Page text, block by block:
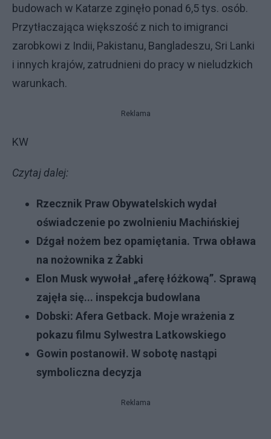
budowach w Katarze zginęło ponad 6,5 tys. osób.
Przytłaczająca większość z nich to imigranci
zarobkowi z Indii, Pakistanu, Bangladeszu, Sri Lanki
i innych krajów, zatrudnieni do pracy w nieludzkich
warunkach.
Reklama
KW
Czytaj dalej:
Rzecznik Praw Obywatelskich wydał
oświadczenie po zwolnieniu Machińskiej
Dźgał nożem bez opamiętania. Trwa obława
na nożownika z Żabki
Elon Musk wywołał „aferę łóżkową”. Sprawą
zajęła się... inspekcja budowlana
Dobski: Afera Getback. Moje wrażenia z
pokazu filmu Sylwestra Latkowskiego
Gowin postanowił. W sobotę nastąpi
symboliczna decyzja
Reklama